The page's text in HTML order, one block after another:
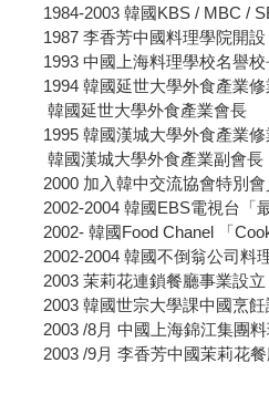
1984-2003 韓國KBS / MBC /
1987 李香芳中國料理學院開設
1993 中國上海料理學校名譽校
1994 韓國延世大學外食產業修
韓國延世大學外食產業會長
1995 韓國漢城大學外食產業修
韓國漢城大學外食產業副會長
2000 加入韓中交流協會特別會
2002-2004 韓國EBS電視台「
2002- 韓國Food Chanel 「
2002-2004 韓國不倒翁公司料
2003 茉莉花連鎖餐廳事業設立
2003 韓國世宗大學課中國烹飪
2003 /8月 中國上海錦江集團料
2003 /9月 李香芳中國茉莉花餐